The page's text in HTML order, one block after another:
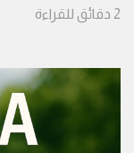
2 دقائق للقراءة